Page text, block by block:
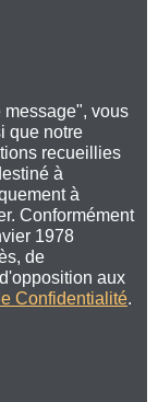
message", vous
que notre
recueillies
à
à
Conformément
1978
de
aux
Confidentialité.